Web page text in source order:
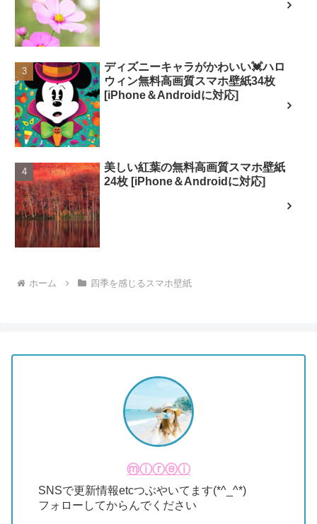
ディズニーキャラがかわいい💓ハロ
ウィン無料高画質スマホ壁紙34枚
[iPhone＆Androidに対応]
美しい紅葉の無料高画質スマホ壁紙
24枚 [iPhone＆Androidに対応]
ホーム 四季を感じるスマホ壁紙
ⓜⓘⓡⓔⓘ
SNSで更新情報etcつぶやいてます(*^_^*)
フォローしてからんでください